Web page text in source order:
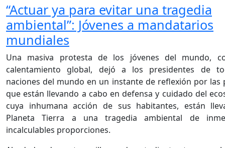
“Actuar ya para evitar una tragedia
ambiental”: Jóvenes a mandatarios
mundiales
Una masiva protesta de los jóvenes del mundo,
calentamiento global, dejó a los presidentes de
naciones del mundo en un instante de reflexión por las
que están llevando a cabo en defensa y cuidado del
cuya inhumana acción de sus habitantes, están
Planeta Tierra a una tragedia ambiental de
incalculables proporciones.